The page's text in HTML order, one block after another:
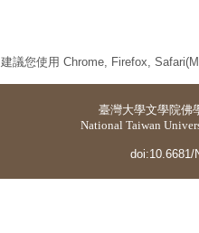
建議您使用 Chrome, Firefox,
臺灣大學文學院佛
National Taiwan
doi:10.6681/